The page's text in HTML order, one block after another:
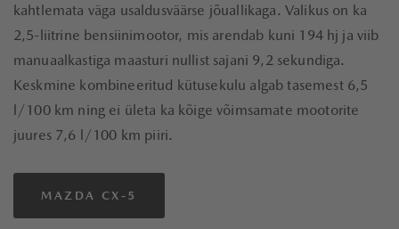
kahtlemata väga usaldusväärse jõuallikaga. Valikus on ka
2,5-liitrine bensiinimootor, mis arendab kuni 194 hj ja viib
manuaalkastiga maasturi nullist sajani 9,2 sekundiga.
Keskmine kombineeritud kütusekulu algab tasemest 6,5
l/100 km ning ei ületa ka kõige võimsamate mootorite
juures 7,6 l/100 km piiri.
MAZDA CX-5